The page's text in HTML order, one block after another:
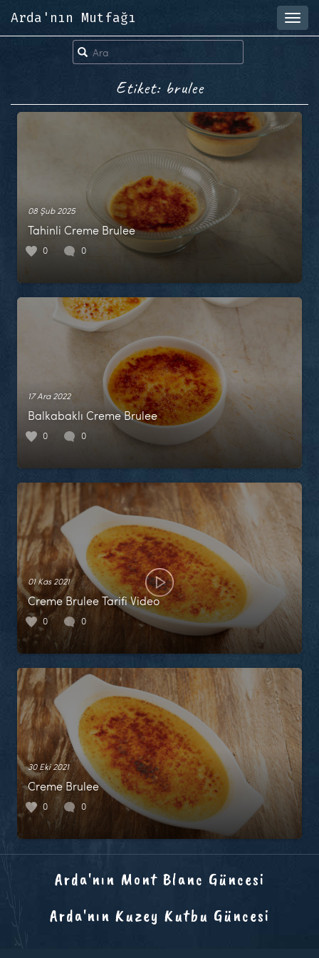
Arda'nın Mutfağı
Etiket: brulee
08 Şub 2025
Tahinli Creme Brulee
0 0
17 Ara 2022
Balkabaklı Creme Brulee
0 0
01 Kas 2021
Creme Brulee Tarifi Video
0 0
30 Eki 2021
Creme Brulee
0 0
Arda'nın Mont Blanc Güncesi
Arda'nın Kuzey Kutbu Güncesi